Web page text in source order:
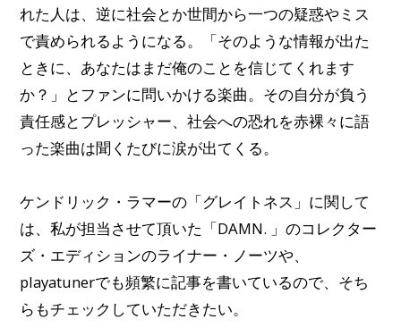
れた人は、逆に社会とか世間から一つの疑惑やミス
で責められるようになる。「そのような情報が出た
ときに、あなたはまだ俺のことを信じてくれます
か？」とファンに問いかける楽曲。 その自分が負う
責任感とプレッシャー、社会への恐れを赤裸々に語
った楽曲は聞くたびに涙が出てくる。
ケンドリック・ラマーの「グレイトネス」に関して
は、私が担当させて頂いた「DAMN. 」のコレクター
ズ・エディションのライナー・ノーツや、
playatunerでも頻繁に記事を書いているので、そち
らもチェックしていただきたい。